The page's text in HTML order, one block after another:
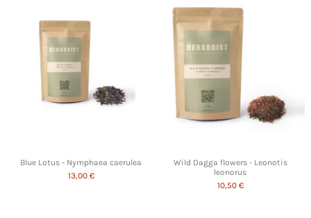
Blue Lotus - Nymphaea caerulea
13,00 €
Wild Dagga flowers - Leonotis
leonorus
10,50 €